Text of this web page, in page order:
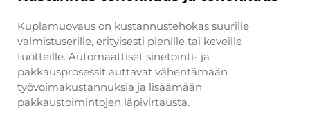
Kuplamuovaus on kustannustehokas suurille
valmistuserille, erityisesti pienille tai keveille
tuotteille. Automaattiset sinetointi- ja
pakkausprosessit auttavat vähentämään
työvoimakustannuksia ja lisäämään
pakkaustoimintojen läpivirtausta.